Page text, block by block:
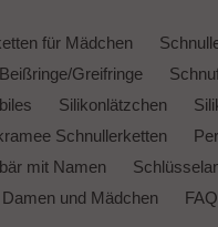
für Mädchen
Beißringe/Greifringe
Silikonlätzchen
Schnullerketten
mit Namen
und Mädchen
FAQ